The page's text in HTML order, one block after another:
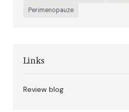
Perimenopauze
Links
Review blog